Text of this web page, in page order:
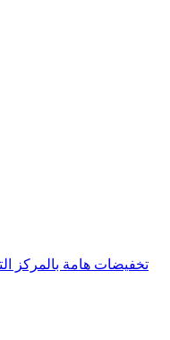
تخفيضات هامة بالمركز